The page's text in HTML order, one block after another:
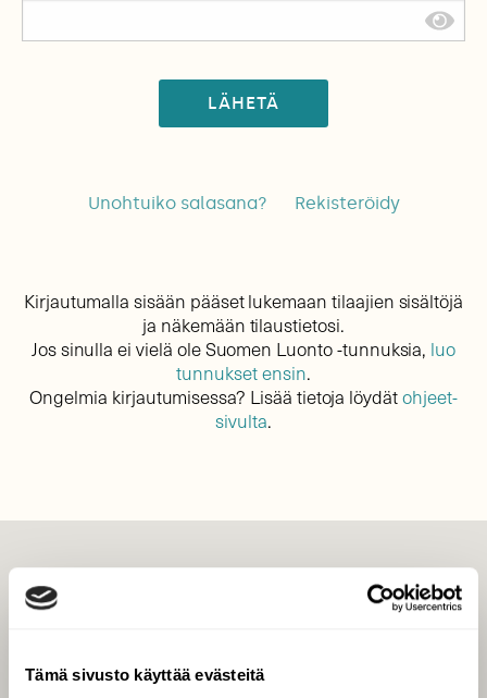
Tämä sivusto käyttää evästeitä
LÄHETÄ
Unohtuiko salasana? Rekisteröidy
Kirjautumalla sisään pääset lukemaan tilaajien sisältöjä
ja näkemään tilaustietosi.
Jos sinulla ei vielä ole Suomen Luonto -tunnuksia, luo
tunnukset ensin.
Ongelmia kirjautumisessa? Lisää tietoja löydätohjeet-
sivulta.
Tilaa digilukuoikeus